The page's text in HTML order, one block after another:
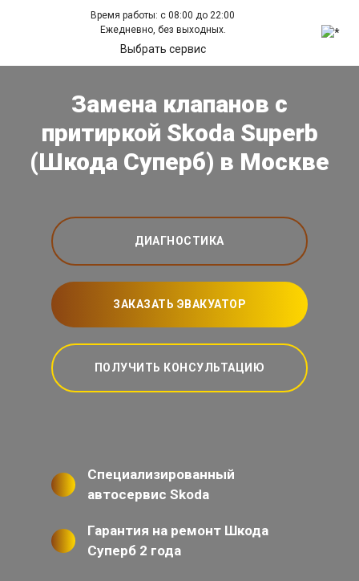
Время работы: с 08:00 до 22:00
Ежедневно, без выходных.
Выбрать сервис
Замена клапанов с
притиркой Skoda Superb
(Шкода Суперб) в Москве
ДИАГНОСТИКА
ЗАКАЗАТЬ ЭВАКУАТОР
ПОЛУЧИТЬ КОНСУЛЬТАЦИЮ
Специализированный
автосервис Skoda
Гарантия на ремонт Шкода
Суперб 2 года